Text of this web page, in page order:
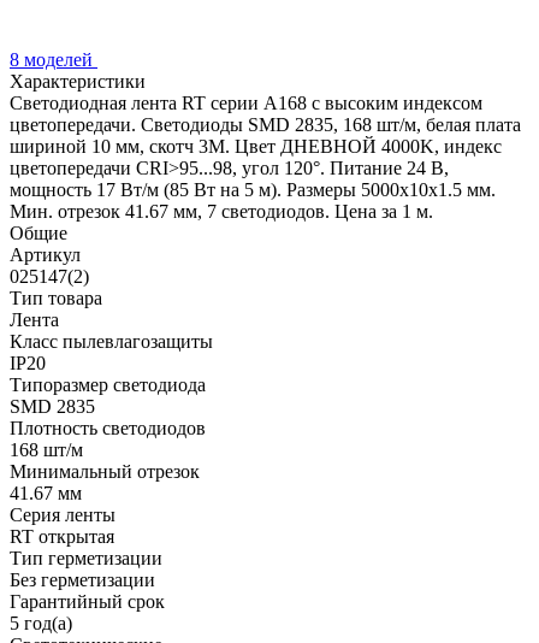
8 моделей
Характеристики
Светодиодная лента RT серии A168 с высоким индексом
цветопередачи. Светодиоды SMD 2835, 168 шт/м, белая плата
шириной 10 мм, скотч 3М. Цвет ДНЕВНОЙ 4000K, индекс
цветопередачи CRI>95...98, угол 120°. Питание 24 В,
мощность 17 Вт/м (85 Вт на 5 м). Размеры 5000х10х1.5 мм.
Мин. отрезок 41.67 мм, 7 светодиодов. Цена за 1 м.
Общие
Артикул
025147(2)
Тип товара
Лента
Класс пылевлагозащиты
IP20
Типоразмер светодиода
SMD 2835
Плотность светодиодов
168 шт/м
Минимальный отрезок
41.67 мм
Серия ленты
RT открытая
Тип герметизации
Без герметизации
Гарантийный срок
5 год(а)